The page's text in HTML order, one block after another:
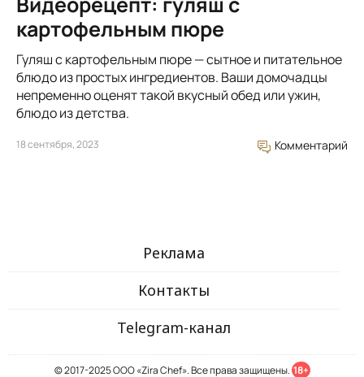
картофельным пюре
Гуляш с картофельным пюре — сытное и питательное
блюдо из простых ингредиентов. Ваши домочадцы
непременно оценят такой вкусный обед или ужин,
блюдо из детства.
18 сентября, 2023 Комментарий
Реклама
Контакты
Telegram-канал
© 2017-2025 ООО «Zira Chef». Все права защищены. 18+